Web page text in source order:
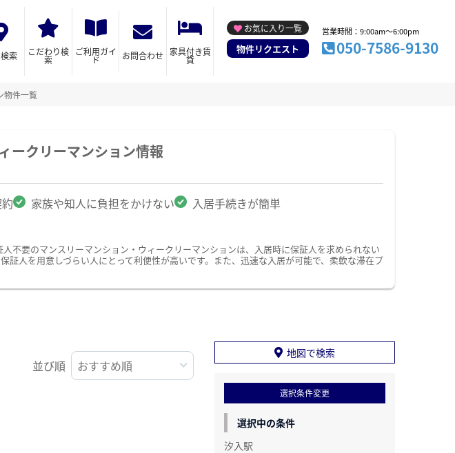
索 こだわり検
索
ご利用ガイ
ド お問合わせ 家具付き賃
貸
お気に入り一覧
物件リクエスト
営業時間：9:00am～6:00pm
050-7586-9130
物件一覧
ークリーマンション情報
家族や知人に負担をかけない 入居手続きが簡単
不要のマンスリーマンション・ウィークリーマンションは、入居時に保証人を求められない
人を用意しづらい人にとって利便性が高いです。また、迅速な入居が可能で、柔軟な滞在プ
並び順
地図で検索
選択条件変更
選択中の条件
汐入駅